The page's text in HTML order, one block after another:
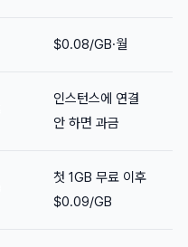
$0.08/GB·월
인스턴스에 연결
안 하면 과금
첫 1GB 무료 이후
$0.09/GB